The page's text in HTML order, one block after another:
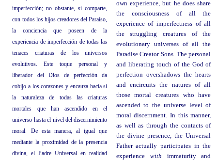
imperfección; no obstante, sí comparte,
con todos los hijos creadores del Paraíso,
la conciencia que poseen de la
experiencia de imperfección de todas las
tenaces criaturas de los universos
evolutivos. Este toque personal y
liberador del Dios de perfección da
cobijo a los corazones y encauza hacía sí
la naturaleza de todas las criaturas
mortales que han ascendido en el
universo hasta el nivel del discernimiento
moral. De esta manera, al igual que
mediante la proximidad de la presencia
divina, el Padre Universal en realidad
own experience, but he does share
the consciousness of all the
experience of imperfectness of all
the struggling creatures of the
evolutionary universes of all the
Paradise Creator Sons. The personal
and liberating touch of the God of
perfection overshadows the hearts
and encircuits the natures of all
those mortal creatures who have
ascended to the universe level of
moral discernment. In this manner,
as well as through the contacts of
the divine presence, the Universal
Father actually participates in the
experience with immaturity and